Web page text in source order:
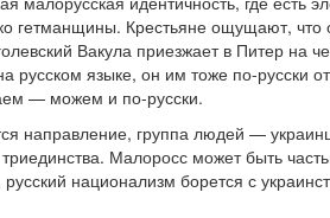
гетманщины. Крестьяне ощущают,
Вакула приезжает в Питер на
русском языке, он им тоже по-русски
— можем и по-русски.
направление, группа людей —
триединства. Малоросс может быть
национализм борется с